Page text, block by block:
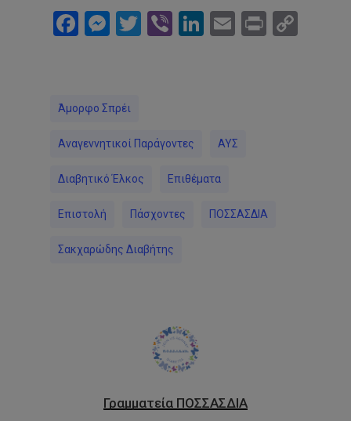
Facebook
Messenger
Twitter
ViberLinkedIn
Email
Print
Άμορφο Σπρέι
Αναγεννητικοί Παράγοντες ΑΥΣ
Διαβητικό Έλκος Επιθέματα
Επιστολή Πάσχοντες ΠΟΣΣΑΣΔΙΑ
Σακχαρώδης Διαβήτης
Γραμματεία ΠΟΣΣΑΣΔΙΑ